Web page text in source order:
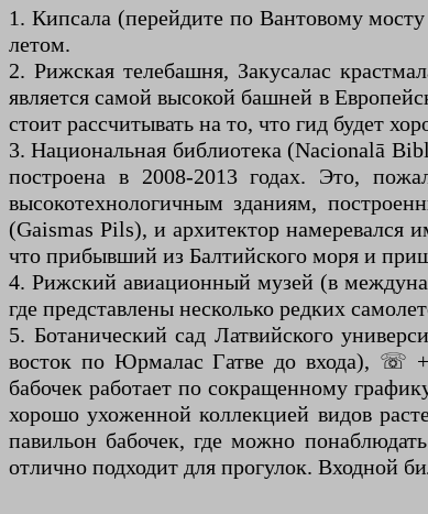
1. Кипсала (перейдите по Вантовому
летом.
2. Рижская телебашня, Закусалас
является самой высокой башней в
стоит рассчитывать на то, что гид будет
3. Национальная библиотека (Nacionalā
построена в 2008-2013 годах. Это,
высокотехнологичным зданиям,
(Gaismas Pils), и архитектор намеревался
что прибывший из Балтийского моря и
4. Рижский авиационный музей (в
где представлены несколько редких
5. Ботанический сад Латвийского
восток по Юрмалас Гатве до входа), ☏
бабочек работает по сокращенному
хорошо ухоженной коллекцией видов
павильон бабочек, где можно
отлично подходит для прогулок. Входной